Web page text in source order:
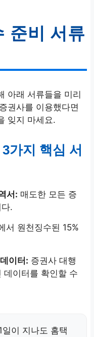
준비 서류
아래 서류들을 미리
권사를 이용했다면
잊지 마세요.
가지 핵심 서
서: 매도한 모든 증
.
서 원천징수된 15%
이터: 증권사 대행
데이터를 확인할 수
일이 지나도 홈택